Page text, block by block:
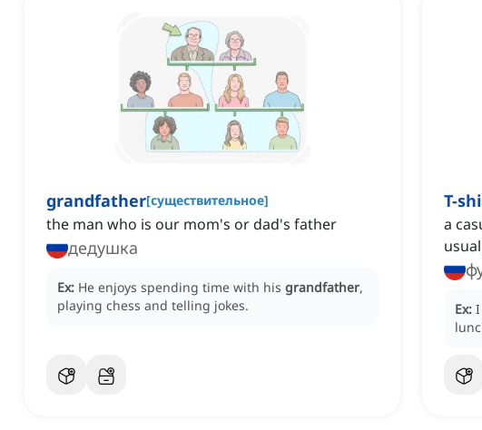
grandfather[существительное]
the man who is our mom's or dad's father
дедушка
Ex: He enjoys spending time with his grandfather,
playing chess and telling jokes.
T-
a
Ex: